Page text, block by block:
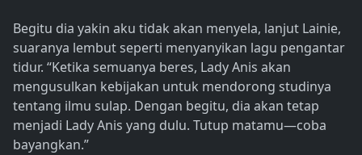
Begitu dia yakin aku tidak akan menyela, lanjut Lainie,
suaranya lembut seperti menyanyikan lagu pengantar
tidur. “Ketika semuanya beres, Lady Anis akan
mengusulkan kebijakan untuk mendorong studinya
tentang ilmu sulap. Dengan begitu, dia akan tetap
menjadi Lady Anis yang dulu. Tutup matamu—coba
bayangkan.”